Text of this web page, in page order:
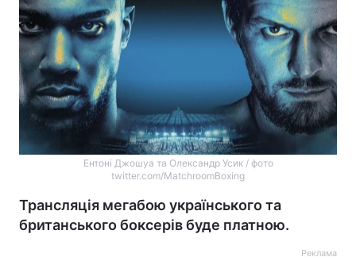
Ентоні Джошуа та Олександр Усик / фото
twitter.com/MatchroomBoxing
Трансляція мегабою українського та
британського боксерів буде платною.
Реклама